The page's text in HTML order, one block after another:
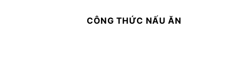
CÔNG THỨC NẤU ĂN